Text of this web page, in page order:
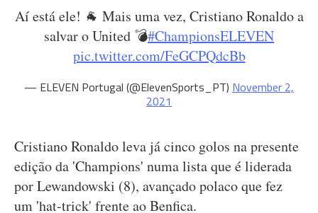
Aí está ele! 🐐 Mais uma vez, Cristiano Ronaldo a
salvar o United 💣#ChampionsELEVEN
pic.twitter.com/FeGCPQdcBb
— ELEVEN Portugal (@ElevenSports_PT) November 2,
2021
Cristiano Ronaldo leva já cinco golos na presente
edição da 'Champions' numa lista que é liderada
por Lewandowski (8), avançado polaco que fez
um 'hat-trick' frente ao Benfica.